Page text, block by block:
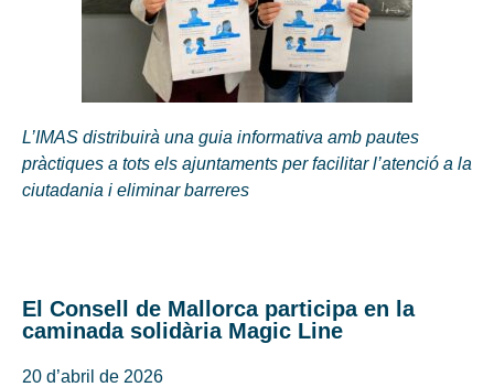
L’IMAS distribuirà una guia informativa amb pautes
pràctiques a tots els ajuntaments per facilitar l’atenció a la
ciutadania i eliminar barreres
El Consell de Mallorca participa en la
caminada solidària Magic Line
20 d’abril de 2026